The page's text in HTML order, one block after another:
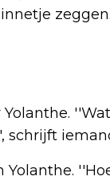
schrijft